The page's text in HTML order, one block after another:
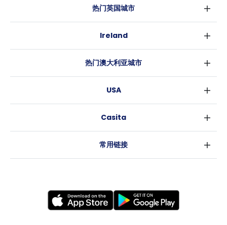
热门英国城市
格拉斯哥
爱丁堡
利兹
布里斯托
卡迪夫
布拉德福德
纽卡斯尔
Ireland
都柏林
热门澳大利亚城市
布里斯班
阿德莱德
USA
洛杉矶
Casita
常用链接